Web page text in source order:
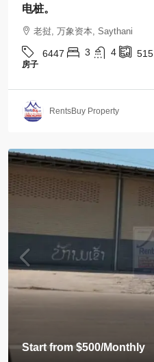
电桩。
老挝, 万象资本, Saythani
6447 3 4 515
房子
RentsBuy Property
Start from$500/Monthly